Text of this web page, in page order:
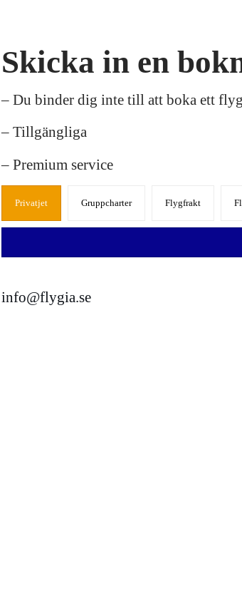
Skicka in en
– Du binder dig inte till att boka ett
– Tillgängliga
– Premium service
Privatjet Gruppcharter Flygfrakt
info@flygia.se